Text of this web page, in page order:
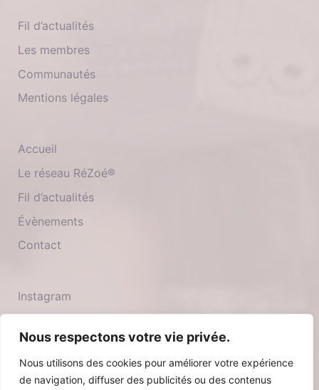
Nous respectons votre vie privée.
Nous utilisons des cookies pour améliorer votre expérience
de navigation, diffuser des publicités ou des contenus
Fil d’actualités
Les membres
Communautés
Mentions légales
Accueil
Le réseau RéZoé®
Fil d’actualités
Évènements
Contact
Instagram
Facebook
Youtube